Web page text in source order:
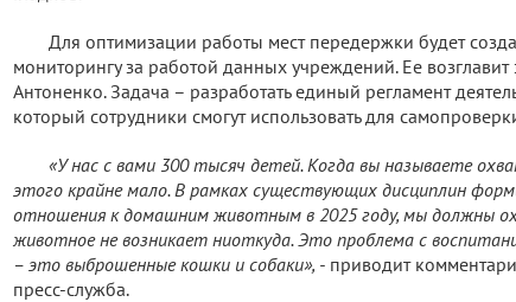
Для оптимизации работы мест передержки будет
мониторингу за работой данных учреждений. Ее
Антоненко. Задача – разработать единый регламент
который сотрудники смогут использовать для
«У нас с вами 300 тысяч детей. Когда вы называете
этого крайне мало. В рамках существующих дисциплин
отношения к домашним животным в 2025 году, мы должны
животное не возникает ниоткуда. Это проблема с
– это выброшенные кошки и собаки», - приводит
пресс-служба.